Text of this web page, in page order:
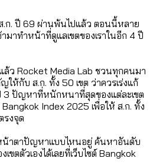
ที่ยวออกจากกีฬา กระทรวง
ระมาณเท่าไร
น ส.ก. 2569 : แต่ละเขตมี
.ก. ต้องทำการบ้าน
ที่สุด
และพื้นที่สีเขียวใน กทม. เพิ่ม
ได้มากน้อยแค่ไหน
[ข้อมูลดิบ]
ทธิไม่เท่ากัน: กฎหมายการ
ได้บ้าง?
Speech ที่ถูกผลิตซ้ำผ่าน
วงความขัดแย้งไทย-กัมพูชา
ของ กทม. ในช่วงที่มีการใช้
นยุคชัชชาติ มีอะไร ใช้งบแค่
ยุไทย [ข้อมูลดิบ]
.ก. ปี 69 ผ่านพ้นไปแล้ว ตอนนี้หลาย
มาทำหน้าที่ดูแลเขตของเราในอีก 4 ปี
ล้ว Rocket Media Lab ชวนทุกคนมา
ห้กับ ส.ก. ทั้ง 50 เขต ว่าควรเร่งแก้
3 ปัญหาที่หนักหนาที่สุดของแต่ละเขต
Index 2025 เพื่อให้ ส.ก. ทั้ง
รงจุด
น้าตาปัญหาแบบไหนอยู่ ค้นหาอันดับ
ขตตัวเองได้เลยที่เว็บไซต์ Bangkok